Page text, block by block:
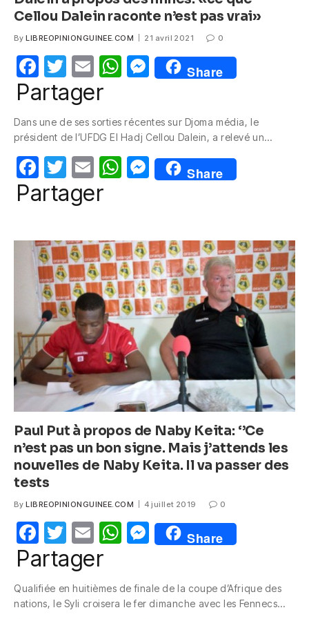
Cellou Dalein raconte n’est pas vrai»
By LIBREOPINIONGUINEE.COM 21 avril 2021 0
F
a
e
b
o
o
T
w
itt
er
E
m
W
s
A
p
M
e
e
n
g
Share
Partager
Dans une de ses sorties récentes sur Djoma média, le
président de l’UFDG El Hadj Cellou Dalein, a relevé un…
F
a
e
b
o
o
k
T
w
itt
er
E
m
W
s
A
p
p
M
e
e
n
g
er
Share
Partager
Paul Put à propos de Naby Keita: ‘’Ce
n’est pas un bon signe. Mais j’attends les
nouvelles de Naby Keita. Il va passer des
tests
By LIBREOPINIONGUINEE.COM 4 juillet 2019 0
F
a
e
T
w
itt
er
E
m
W
s
M
e
e
Share
Partager
Qualifiée en huitièmes de finale de la coupe d’Afrique des
nations, le Syli croisera le fer dimanche avec les Fennecs…